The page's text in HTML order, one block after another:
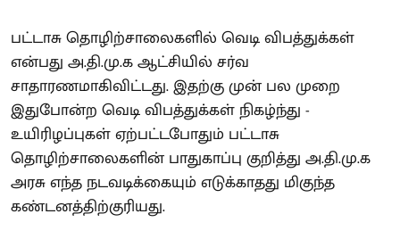
பட்டாசு தொழிற்சாலைகளில் வெடி விபத்துக்கள்
என்பது அ.தி.மு.க ஆட்சியில் சர்வ
சாதாரணமாகிவிட்டது. இதற்கு முன் பல முறை
இதுபோன்ற வெடி விபத்துக்கள் நிகழ்ந்து -
உயிரிழப்புகள் ஏற்பட்டபோதும் பட்டாசு
தொழிற்சாலைகளின் பாதுகாப்பு குறித்து அ.தி.மு.க
அரசு எந்த நடவடிக்கையும் எடுக்காதது மிகுந்த
கண்டனத்திற்குரியது.